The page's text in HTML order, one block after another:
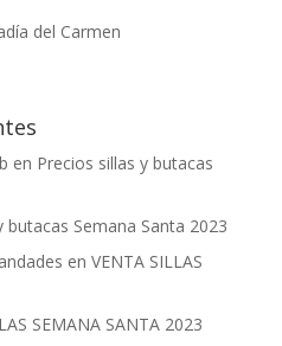
del Carmen
en Precios sillas y butacas
butacas Semana Santa 2023
en VENTA SILLAS
SEMANA SANTA 2023